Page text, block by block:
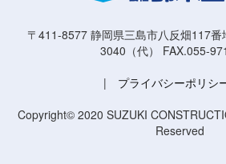
〒411-8577 静岡県三島市八反畑117
3040（代） FAX.055-
| プライバシーポリシ
Copyright© 2020 SUZUKI
Reserved